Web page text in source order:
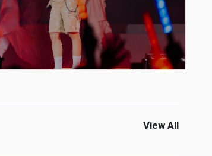
View All